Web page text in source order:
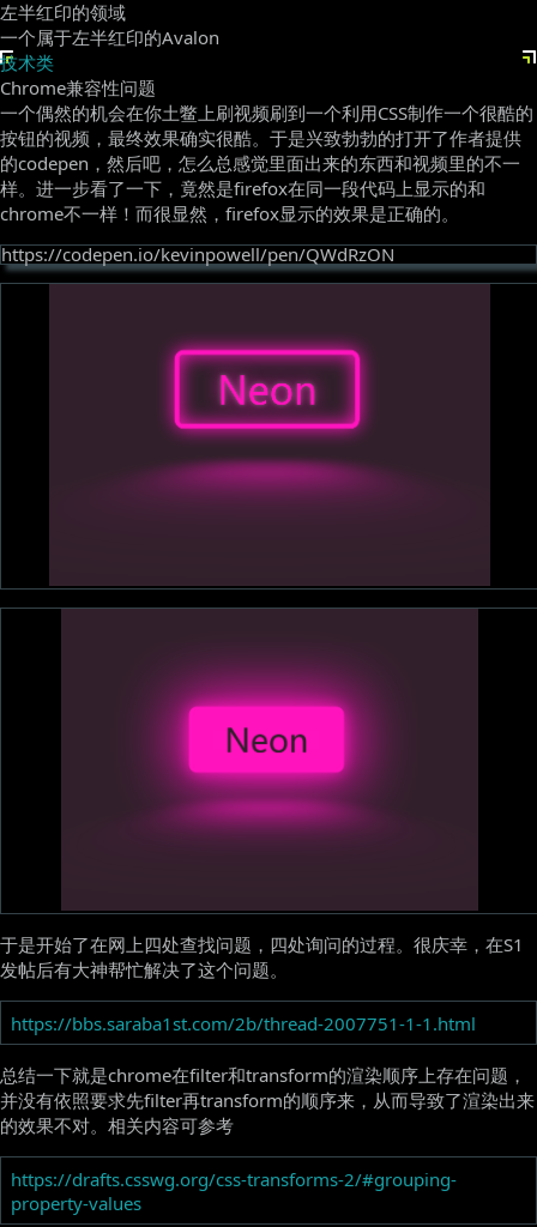
左半红印的领域
一个属于左半红印的Avalon
技术类
Chrome兼容性问题
一个偶然的机会在你土鳖上刷视频刷到一个利用CSS制作一个很酷的
按钮的视频，最终效果确实很酷。于是兴致勃勃的打开了作者提供
的codepen，然后吧，怎么总感觉里面出来的东西和视频里的不一
样。进一步看了一下，竟然是firefox在同一段代码上显示的和
chrome不一样！而很显然，firefox显示的效果是正确的。
https://codepen.io/kevinpowell/pen/QWdRzON
于是开始了在网上四处查找问题，四处询问的过程。很庆幸，在S1
发帖后有大神帮忙解决了这个问题。
https://bbs.saraba1st.com/2b/thread-2007751-1-1.html
总结一下就是chrome在filter和transform的渲染顺序上存在问题，
并没有依照要求先filter再transform的顺序来，从而导致了渲染出来
的效果不对。相关内容可参考
https://drafts.csswg.org/css-transforms-2/#grouping-
property-values